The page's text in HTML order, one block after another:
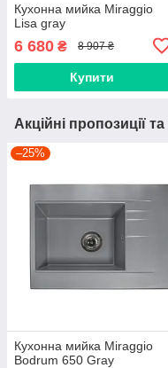
Кухонна мийка Miraggio
Lisa gray
6 680 ₴ 8 907 ₴
Купити
Акційні пропозиції
–25%
Кухонна мийка Miraggio
Bodrum 650 Gray